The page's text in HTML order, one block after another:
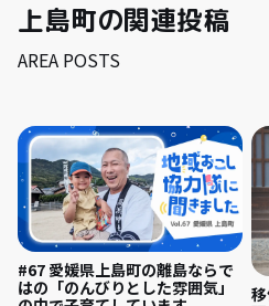
上島町の関連投稿
AREA POSTS
#67 愛媛県上島町の離島ならで
はの「のんびりとした雰囲気」